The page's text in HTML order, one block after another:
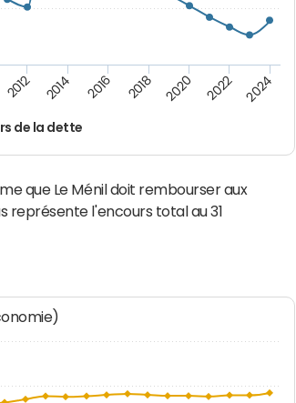
de la dette
2012 2014 2016 2018 2020 2022 2024
que Le Ménil doit rembourser aux
représente l'encours total au 31